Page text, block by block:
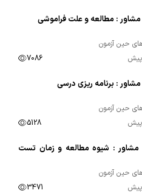
: مطالعه و علت فراموشی
حین آزمون
7086
: برنامه ریزی درسی
حین آزمون
5128
: شیوه مطالعه و زمان تست
حین آزمون
3471